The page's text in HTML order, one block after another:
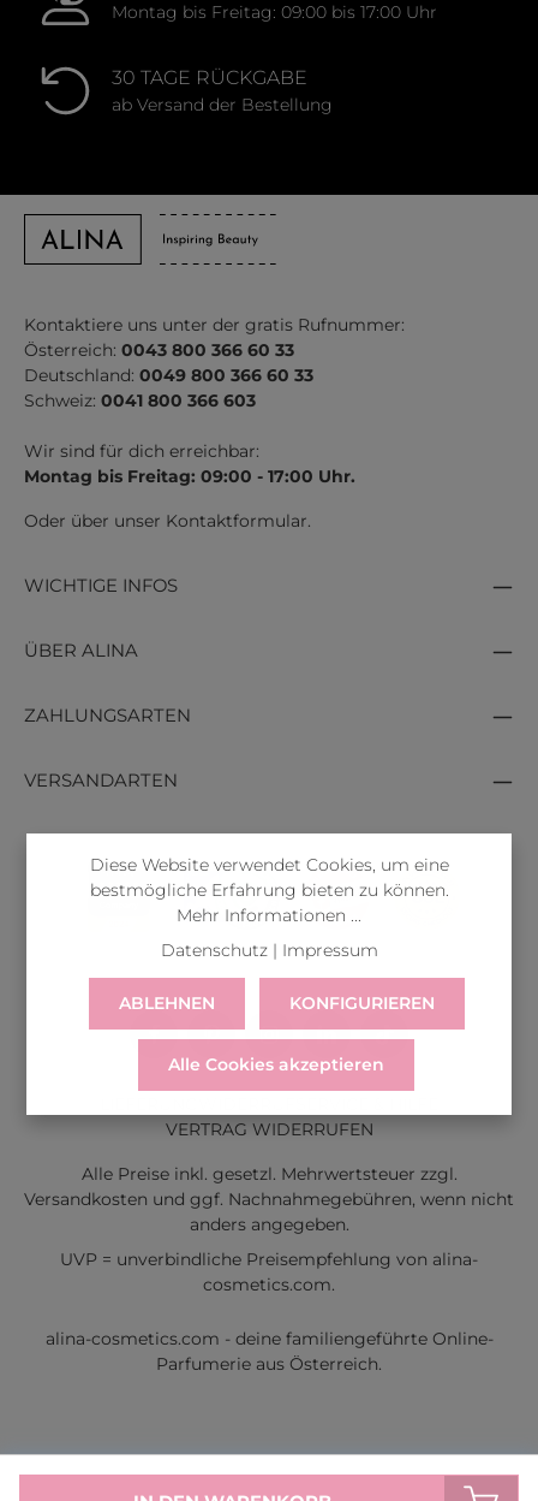
Montag bis Freitag: 09:00 bis 17:00 Uhr
30 TAGE RÜCKGABE
ab Versand der Bestellung
Kontaktiere uns unter der gratis Rufnummer:
Österreich: 0043 800 366 60 33
Deutschland: 0049 800 366 60 33
Schweiz: 0041 800 366 603
Wir sind für dich erreichbar:
Montag bis Freitag: 09:00 - 17:00 Uhr.
Oder über unser Kontaktformular.
WICHTIGE INFOS
ÜBER ALINA
ZAHLUNGSARTEN
VERSANDARTEN
VERTRAG WIDERRUFEN
Alle Preise inkl. gesetzl. Mehrwertsteuer zzgl.
Versandkosten und ggf. Nachnahmegebühren, wenn nicht
anders angegeben.
UVP = unverbindliche Preisempfehlung von alina-
cosmetics.com.
alina-cosmetics.com - deine familiengeführte Online-
Parfumerie aus Österreich.
Diese Website verwendet Cookies, um eine
bestmögliche Erfahrung bieten zu können.
Mehr Informationen ...
Datenschutz| Impressum
ABLEHNEN KONFIGURIEREN
Alle Cookies akzeptieren